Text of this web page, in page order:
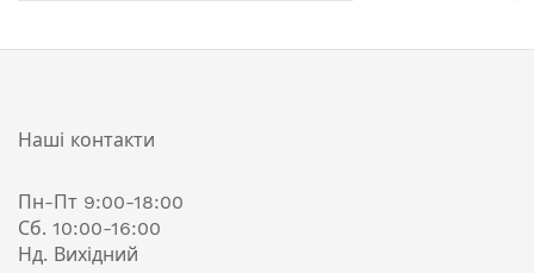
Наші контакти
Пн-Пт 9:00-18:00
Сб. 10:00-16:00
Нд. Вихідний